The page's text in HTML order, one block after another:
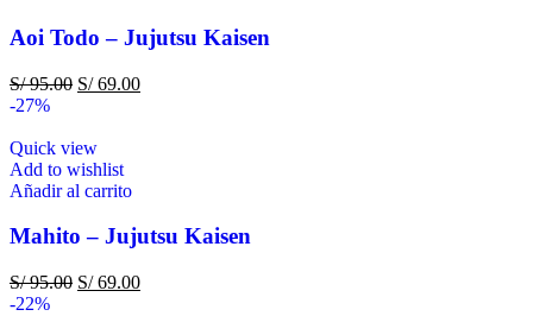
Aoi Todo – Jujutsu Kaisen
S/95.00 S/69.00
-27%
Quick view
Add to wishlist
Añadir al carrito
Mahito – Jujutsu Kaisen
S/95.00 S/69.00
-22%